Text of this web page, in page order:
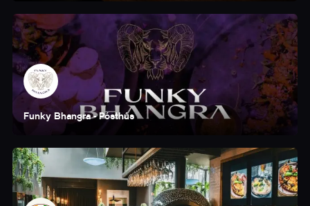
Funky Bhangra - Pósthús